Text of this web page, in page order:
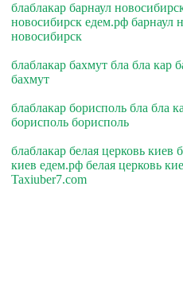
блаблакар барнаул
новосибирск едем.рф барнаул
новосибирск
блаблакар бахмут бла бла кар
бахмут
блаблакар борисполь бла бла
борисполь борисполь
блаблакар белая церковь киев
киев едем.рф белая церковь
Taxiuber7.com